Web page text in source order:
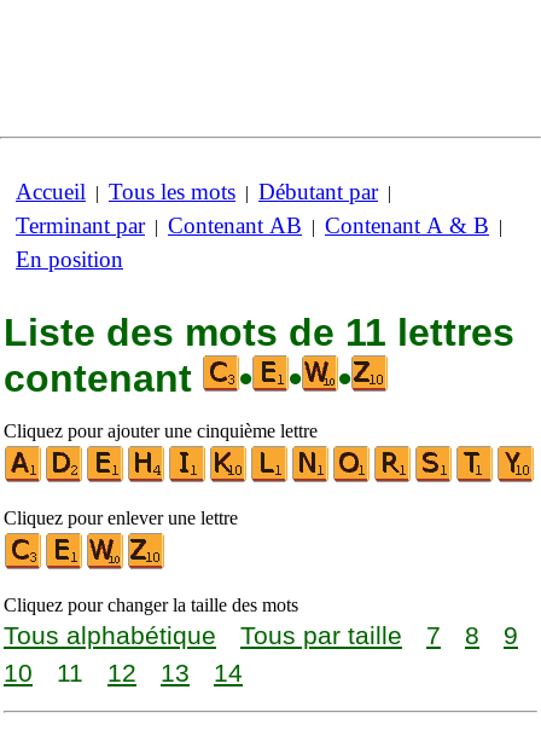
Accueil | Tous les mots | Débutant par|
Terminant par| Contenant AB | Contenant A & B |
En position
Liste des mots de 11 lettres
contenant
• • •
Cliquez pour ajouter une cinquième lettre
Cliquez pour enlever une lettre
Cliquez pour changer la taille des mots
Tous alphabétique Tous par taille 7 8
9
10
11 12 13 14